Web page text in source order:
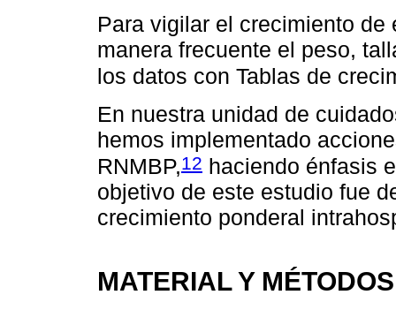
Para vigilar el crecimiento
manera frecuente el peso,
los datos con Tablas de
En nuestra unidad de
hemos implementado
RNMBP,12 haciendo énfasis
objetivo de este estudio fue
crecimiento ponderal
MATERIAL Y MÉTODOS